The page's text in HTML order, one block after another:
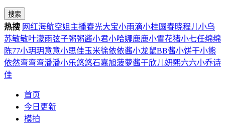
搜索
热搜 网红海航空姐 主播春光大宝小雨滴小桂圆春晓程儿小乌
苏敏敏叶濛雨弦子粥粥酱小君小哈娜鹿鹿小雪花猪小七任绵绵
陈77小玥玥意意小思佳玉米徐依依酱小龙鼠BB酱小饼干小熊
依然弯弯弯潘潘小乐悠悠石嘉旭菠萝酱于欣儿妍熙六六小乔诗
佳
首页
今日更新
模拍